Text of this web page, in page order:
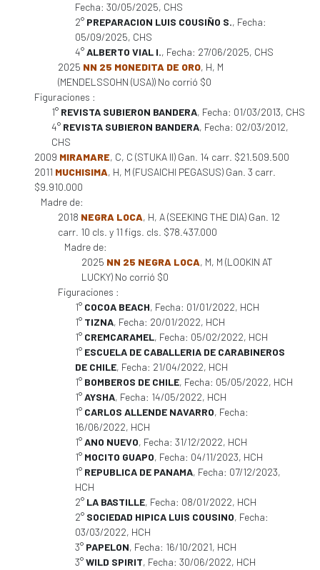
Fecha: 30/05/2025, CHS
2° PREPARACION LUIS COUSIÑO S., Fecha:
05/09/2025, CHS
4°ALBERTO VIAL I., Fecha: 27/06/2025, CHS
2025 NN 25 MONEDITA DE ORO, H, M
(MENDELSSOHN (USA)) No corrió $0
Figuraciones :
1° REVISTA SUBIERON BANDERA, Fecha: 01/03/2013, CHS
4° REVISTA SUBIERON BANDERA, Fecha: 02/03/2012,
CHS
2009 MIRAMARE, C, C (STUKA II) Gan. 14 carr. $21.509.500
2011 MUCHISIMA, H, M (FUSAICHI PEGASUS) Gan. 3 carr.
$9.910.000
Madre de:
2018 NEGRA LOCA, H, A (SEEKING THE DIA) Gan. 12
carr. 10 cls. y 11 figs. cls. $78.437.000
Madre de:
2025 NN 25 NEGRA LOCA, M, M (LOOKIN AT
LUCKY) No corrió $0
Figuraciones :
1° COCOA BEACH, Fecha: 01/01/2022, HCH
1° TIZNA, Fecha: 20/01/2022, HCH
1° CREMCARAMEL, Fecha: 05/02/2022, HCH
1° ESCUELA DE CABALLERIA DE CARABINEROS
DE CHILE, Fecha: 21/04/2022, HCH
1° BOMBEROS DE CHILE, Fecha: 05/05/2022, HCH
1°AYSHA, Fecha: 14/05/2022, HCH
1° CARLOS ALLENDE NAVARRO, Fecha:
16/06/2022, HCH
1°ANO NUEVO, Fecha: 31/12/2022, HCH
1° MOCITO GUAPO, Fecha: 04/11/2023, HCH
1° REPUBLICA DE PANAMA, Fecha: 07/12/2023,
HCH
2° LA BASTILLE, Fecha: 08/01/2022, HCH
2° SOCIEDAD HIPICA LUIS COUSINO, Fecha:
03/03/2022, HCH
3° PAPELON, Fecha: 16/10/2021, HCH
3°WILD SPIRIT, Fecha: 30/06/2022, HCH